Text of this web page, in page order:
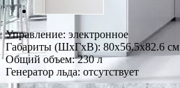
Управление: электронное
Габариты (ШxГxВ): 80x56.5x82.6 см
Общий объем: 230 л
Генератор льда: отсутствует